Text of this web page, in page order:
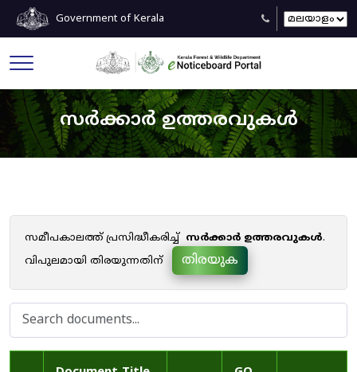
Government of Kerala
സർക്കാർ ഉത്തരവുകൾ
സമീപകാലത്ത് പ്രസിദ്ധീകരിച്ച് സർക്കാർ ഉത്തരവുകൾ.
വിപുലമായി തിരയുന്നതിന്
തിരയുക